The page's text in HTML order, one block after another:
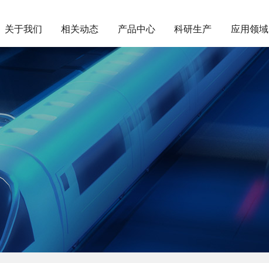
关于我们 相关动态 产品中心 科研生产 应用领域